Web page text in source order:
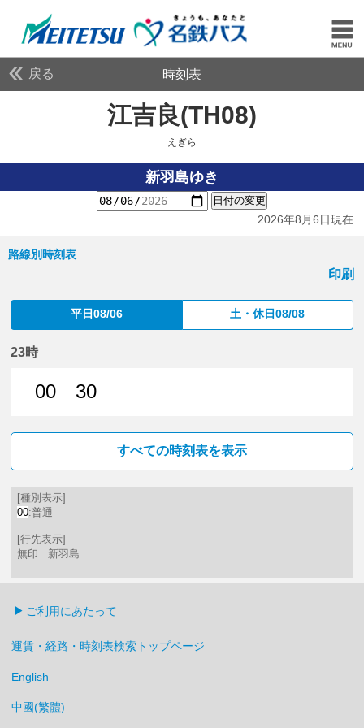
戻る 時刻表
江吉良(TH08)
えぎら
新羽島ゆき
日付の変更
2026年8月6日現在
路線別時刻表
印刷
平日08/06 土・休日08/08
23時
00
30
すべての時刻表を表示
[種別表示]
00:普通
[行先表示]
無印 : 新羽島
ご利用にあたって
運賃・経路・時刻表検索トップページ
English
中國(繁體)